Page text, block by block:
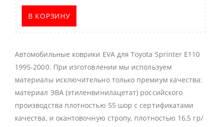
В КОРЗИНУ
Автомобильные коврики EVA для Toyota Sprinter E110
1995-2000. При изготовлении мы используем
материалы исключительно только премиум качества:
материал ЭВА (этиленвинилацетат) российского
производства плотностью 55 шор с сертификатами
качества, и окантовочную стропу, плотностью 16,5 гр/